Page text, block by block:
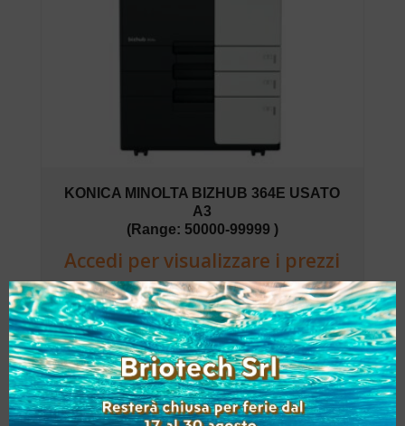
KONICA MINOLTA BIZHUB 364E USATO
A3
(Range: 50000-99999 )
Accedi per visualizzare i prezzi